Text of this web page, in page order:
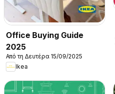
Office Buying Guide
2025
Από τη Δευτέρα 15/09/2025
Ikea